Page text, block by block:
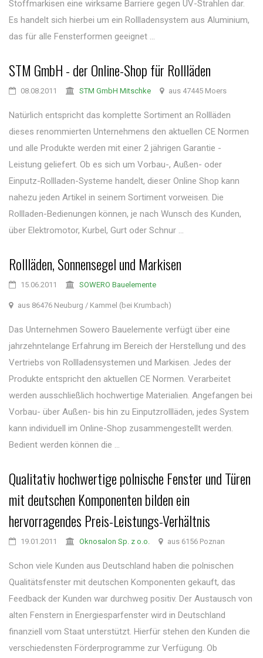
Stoffmarkisen eine wirksame Barriere gegen UV-Strahlen dar.
Es handelt sich hierbei um ein Rollladensystem aus Aluminium,
das für alle Fensterformen geeignet ...
STM GmbH - der Online-Shop für Rollläden
08.08.2011 STM GmbH Mitschke aus 47445 Moers
Natürlich entspricht das komplette Sortiment an Rollläden
dieses renommierten Unternehmens den aktuellen CE Normen
und alle Produkte werden mit einer 2 jährigen Garantie -
Leistung geliefert. Ob es sich um Vorbau-, Außen- oder
Einputz-Rollladen-Systeme handelt, dieser Online Shop kann
nahezu jeden Artikel in seinem Sortiment vorweisen. Die
Rollladen-Bedienungen können, je nach Wunsch des Kunden,
über Elektromotor, Kurbel, Gurt oder Schnur ...
Rollläden, Sonnensegel und Markisen
15.06.2011 SOWERO Bauelemente
aus 86476 Neuburg / Kammel (bei Krumbach)
Das Unternehmen Sowero Bauelemente verfügt über eine
jahrzehntelange Erfahrung im Bereich der Herstellung und des
Vertriebs von Rollladensystemen und Markisen. Jedes der
Produkte entspricht den aktuellen CE Normen. Verarbeitet
werden ausschließlich hochwertige Materialien. Angefangen bei
Vorbau- über Außen- bis hin zu Einputzrollläden, jedes System
kann individuell im Online-Shop zusammengestellt werden.
Bedient werden können die ...
Qualitativ hochwertige polnische Fenster und Türen
mit deutschen Komponenten bilden ein
hervorragendes Preis-Leistungs-Verhältnis
19.01.2011 Oknosalon Sp. z o.o. aus 6156 Poznan
Schon viele Kunden aus Deutschland haben die polnischen
Qualitätsfenster mit deutschen Komponenten gekauft, das
Feedback der Kunden war durchweg positiv. Der Austausch von
alten Fenstern in Energiesparfenster wird in Deutschland
finanziell vom Staat unterstützt. Hierfür stehen den Kunden die
verschiedensten Förderprogramme zur Verfügung. Ob